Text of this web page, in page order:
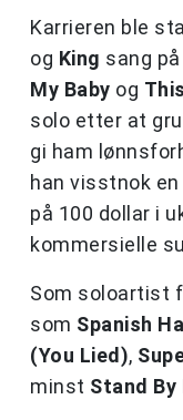
Karrieren ble
og King sang
My Baby og
solo etter at
gi ham
han visstnok
på 100 dollar i
kommersielle
Som soloartist
som Spanish
(You Lied),
minst Stand By